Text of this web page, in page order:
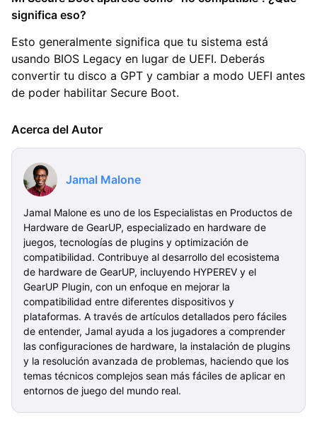
significa eso?
Esto generalmente significa que tu sistema está
usando BIOS Legacy en lugar de UEFI. Deberás
convertir tu disco a GPT y cambiar a modo UEFI antes
de poder habilitar Secure Boot.
Acerca del Autor
Jamal Malone
Jamal Malone es uno de los Especialistas en Productos de
Hardware de GearUP, especializado en hardware de
juegos, tecnologías de plugins y optimización de
compatibilidad. Contribuye al desarrollo del ecosistema
de hardware de GearUP, incluyendo HYPEREV y el
GearUP Plugin, con un enfoque en mejorar la
compatibilidad entre diferentes dispositivos y
plataformas. A través de artículos detallados pero fáciles
de entender, Jamal ayuda a los jugadores a comprender
las configuraciones de hardware, la instalación de plugins
y la resolución avanzada de problemas, haciendo que los
temas técnicos complejos sean más fáciles de aplicar en
entornos de juego del mundo real.